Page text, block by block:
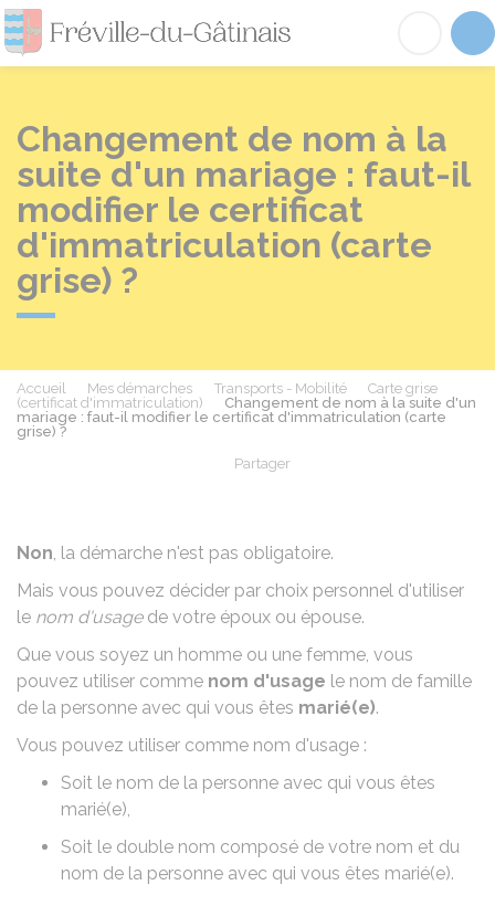
Fréville-du-
Changement de nom à la
suite d'un mariage : faut-il
modifier le certificat
d'immatriculation (carte
grise) ?
Accueil Mes démarches Transports - Mobilité
Carte grise
(certificat d'immatriculation)
Changement de nom à la suite d'un
mariage : faut-il modifier le certificat d'immatriculation (carte
grise) ?
Partager
Non, la démarche n'est pas obligatoire.
Mais vous pouvez décider par choix personnel d'utiliser
le nom d'usagede votre époux ou épouse.
Que vous soyez un homme ou une femme, vous
pouvez utiliser comme nom d'usage le nom de famille
de la personne avec qui vous êtes marié(e).
Vous pouvez utiliser comme nom d'usage :
Soit le nom de la personne avec qui vous êtes
marié(e),
Soit le double nom composé de votre nom et du
nom de la personne avec qui vous êtes marié(e).